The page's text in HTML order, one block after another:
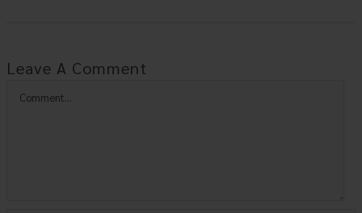
Leave A Comment